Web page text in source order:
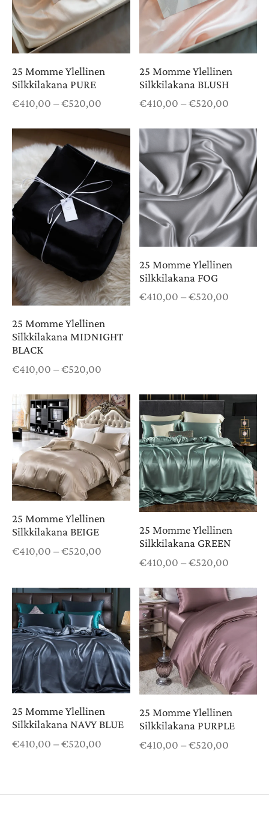
25 Momme Ylellinen
Silkkilakana PURE
€410,00 –€520,00 Hintaluokka:
€520,00
25 Momme Ylellinen
Silkkilakana BLUSH
€410,00 – €520,00
€520,00
25 Momme Ylellinen
Silkkilakana MIDNIGHT
BLACK
€410,00 –€520,00
€520,00
25 Momme Ylellinen
Silkkilakana FOG
€410,00 – €520,00
25 Momme Ylellinen
Silkkilakana BEIGE
€410,00 –€520,00 Hintaluokka:
€410,00 -
25 Momme Ylellinen
Silkkilakana GREEN
€410,00 – €520,00
€520,00
25 Momme Ylellinen
Silkkilakana NAVY BLUE
€410,00 –€520,00 Hintaluokka:
25 Momme Ylellinen
Silkkilakana PURPLE
€410,00 – €520,00
PÄÄNAUHAT
YÖASUT
PYJAMAT
AAMUTAKIT
PAKETIT